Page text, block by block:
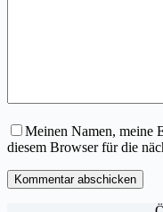
Meinen Namen, meine
diesem Browser für die
Kommentar abschicken